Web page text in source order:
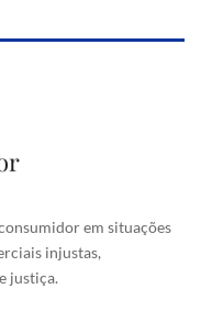
em situações
injustas,
justiça.
práticas comerciais
reparações e justiça.